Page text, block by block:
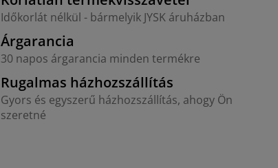
Időkorlát nélkül - bármelyik JYSK áruházban
Árgarancia
30 napos árgarancia minden termékre
Rugalmas házhozszállítás
Gyors és egyszerű házhozszállítás, ahogy Ön
szeretné